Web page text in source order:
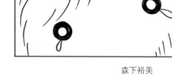
森下裕美